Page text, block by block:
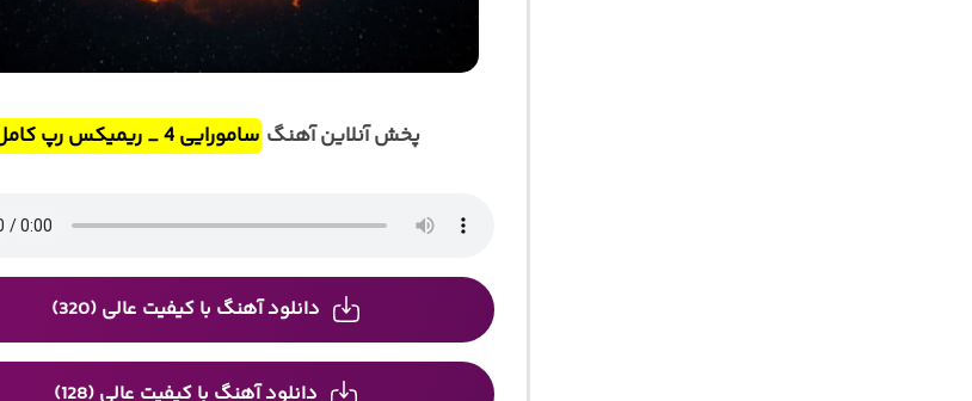
پخش آنلاین آهنگ سامورایی 4 _ ریمیکس رپ کامل
دانلود آهنگ با کیفیت عالی (320)
دانلود آهنگ با کیفیت عالی (128)